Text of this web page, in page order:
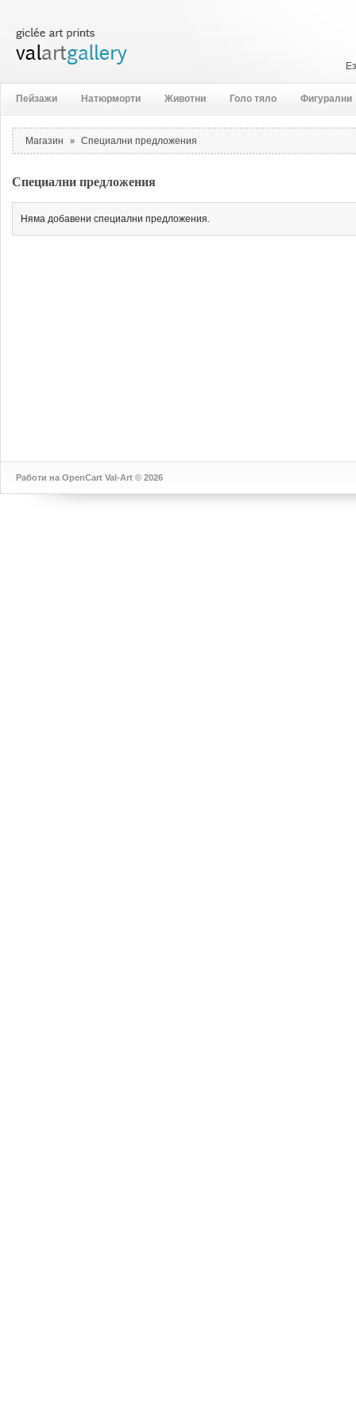
Пейзажи Натюрморти Животни Голо тяло Фигурални
Магазин » Специални предложения
Специални предложения
Няма добавени специални предложения.
Работи на OpenCart Val-Art © 2026